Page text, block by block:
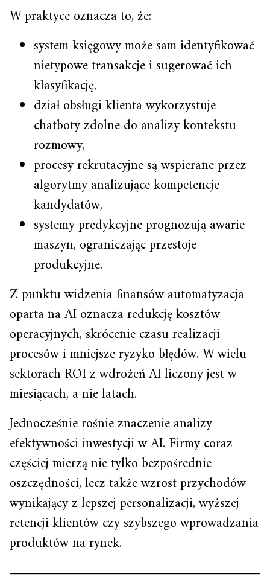
W praktyce oznacza to, że:
system księgowy może sam identyfikować
nietypowe transakcje i sugerować ich
klasyfikację,
dział obsługi klienta wykorzystuje
chatboty zdolne do analizy kontekstu
rozmowy,
procesy rekrutacyjne są wspierane przez
algorytmy analizujące kompetencje
kandydatów,
systemy predykcyjne prognozują awarie
maszyn, ograniczając przestoje
produkcyjne.
Z punktu widzenia finansów automatyzacja
oparta na AI oznacza redukcję kosztów
operacyjnych, skrócenie czasu realizacji
procesów i mniejsze ryzyko błędów. W wielu
sektorach ROI z wdrożeń AI liczony jest w
miesiącach, a nie latach.
Jednocześnie rośnie znaczenie analizy
efektywności inwestycji w AI. Firmy coraz
częściej mierzą nie tylko bezpośrednie
oszczędności, lecz także wzrost przychodów
wynikający z lepszej personalizacji, wyższej
retencji klientów czy szybszego wprowadzania
produktów na rynek.